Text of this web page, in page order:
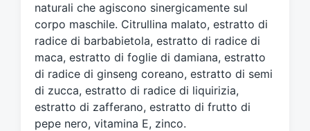
n
naturali che agiscono sinergicamente sul
corpo maschile. Citrullina malato, estratto di
radice di barbabietola, estratto di radice di
maca, estratto di foglie di damiana, estratto
di radice di ginseng coreano, estratto di semi
di zucca, estratto di radice di liquirizia,
estratto di zafferano, estratto di frutto di
pepe nero, vitamina E, zinco.